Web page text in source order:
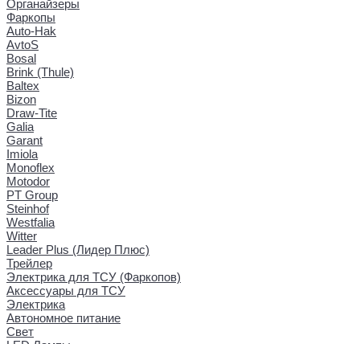
Органайзеры
Фаркопы
Auto-Hak
AvtoS
Bosal
Brink (Thule)
Baltex
Bizon
Draw-Tite
Galia
Garant
Imiola
Monoflex
Motodor
PT Group
Steinhof
Westfalia
Witter
Leader Plus (Лидер Плюс)
Трейлер
Электрика для ТСУ (Фаркопов)
Аксессуары для ТСУ
Электрика
Автономное питание
Свет